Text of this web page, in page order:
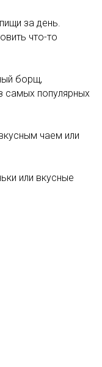
за день.
что-то
борщ,
самых популярных
чаем или
или вкусные